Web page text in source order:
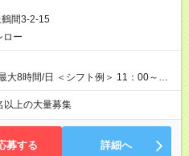
諸手当 ※地域手当2万円が含まれま
合：月給29万5000円＋残業代・諸手
ック外勤務手当1万5000円が含まれま
円／2025年度実績）で、店長の平
や各種手当があるため「前職より貯金
【試用期間】試用期間
月 雇用形態、給与は本採用時と同じ
間3-2-15
ロー
フト例＞ 11：00～
、15：00～24：00 ※1ヶ月単位の変
月30h程度。1店舗
多くいま す。繁忙期以外は1日通して
！
以上の大量募集
募する 詳細へ